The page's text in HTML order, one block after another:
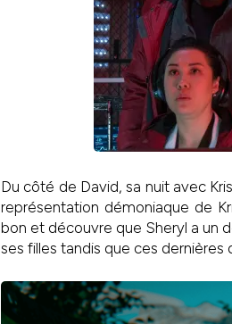
Du côté de David, sa nuit avec
représentation démoniaque de
bon et découvre que Sheryl a un
ses filles tandis que ces